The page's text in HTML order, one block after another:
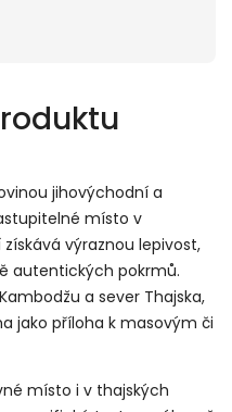
jihovýchodní a
místo v
výraznou lepivost,
autentických pokrmů.
a sever Thajska,
jako příloha k masovým či
místo i v thajských